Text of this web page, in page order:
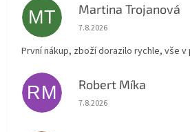
MT Martina Trojanová
Hodnocení obchodu je 5 z 5
7.8.2026
První nákup, zboží dorazilo rychle, vše v
RM Robert Míka
Hodnocení obchodu je 5 z 5
7.8.2026